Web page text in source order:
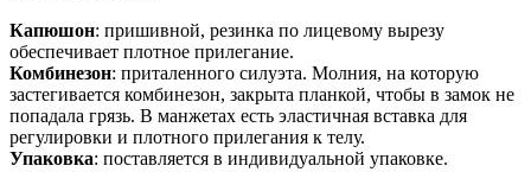
Капюшон: пришивной, резинка по лицевому вырезу
обеспечивает плотное прилегание.
Комбинезон: приталенного силуэта. Молния, на которую
застегивается комбинезон, закрыта планкой, чтобы в замок не
попадала грязь. В манжетах есть эластичная вставка для
регулировки и плотного прилегания к телу.
Упаковка: поставляется в индивидуальной упаковке.